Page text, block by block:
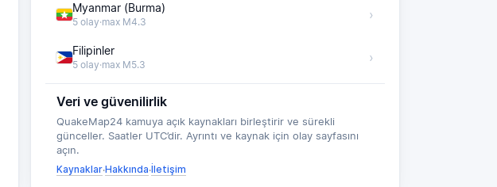
Myanmar (Burma)
5 olay·max M4.3 ›
Filipinler
5 olay·max M5.3 ›
Veri ve güvenilirlik
QuakeMap24 kamuya açık kaynakları birleştirir ve sürekli
günceller. Saatler UTC’dir. Ayrıntı ve kaynak için olay sayfasını
açın.
Kaynaklar·Hakkında·İletişim